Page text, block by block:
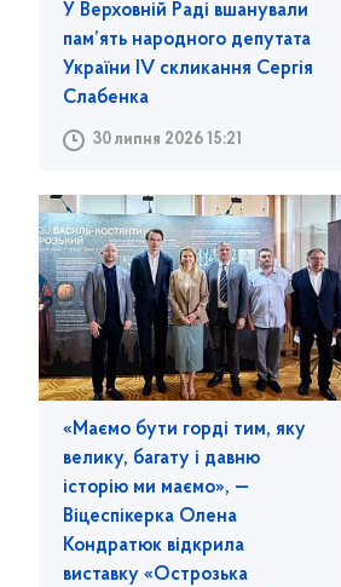
У Верховній Раді вшанували
пам’ять народного депутата
України IV скликання Сергія
Слабенка
30 липня 2026 15:21
«Маємо бути горді тим, яку
велику, багату і давню
історію ми маємо», —
Віцеспікерка Олена
Кондратюк відкрила
виставку «Острозька